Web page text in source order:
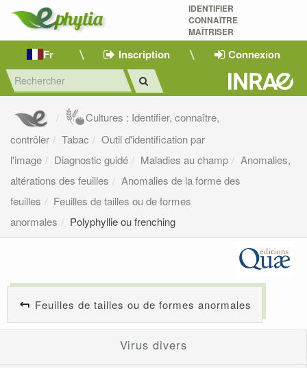
IDENTIFIER
CONNAÎTRE
MAÎTRISER
Fr Inscription Connexion
Cultures : Identifier, connaître,
contrôler
Tabac
Outil d'identification par
l'image
Diagnostic guidé Maladies au champ
Anomalies,
altérations des feuilles
Anomalies de la forme des
feuilles
Feuilles de tailles ou de formes
anormales
Polyphyllie ou frenching
Feuilles de tailles ou de formes anormales
Virus divers